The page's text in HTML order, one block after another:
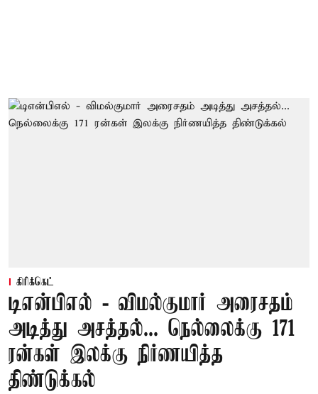
கிரிக்கெட்
டிஎன்பிஎல் - விமல்குமார் அரைசதம்
அடித்து அசத்தல்... நெல்லைக்கு 171
ரன்கள் இலக்கு நிர்ணயித்த
திண்டுக்கல்